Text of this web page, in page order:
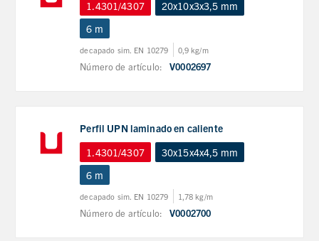
1.4301/4307
20x10x3x3,5 mm
6 m
decapado sim. EN 10279 0,9 kg/m
Número de artículo: V0002697
Perfil UPN laminado en caliente
1.4301/4307
30x15x4x4,5 mm
6 m
decapado sim. EN 10279 1,78 kg/m
Número de artículo: V0002700